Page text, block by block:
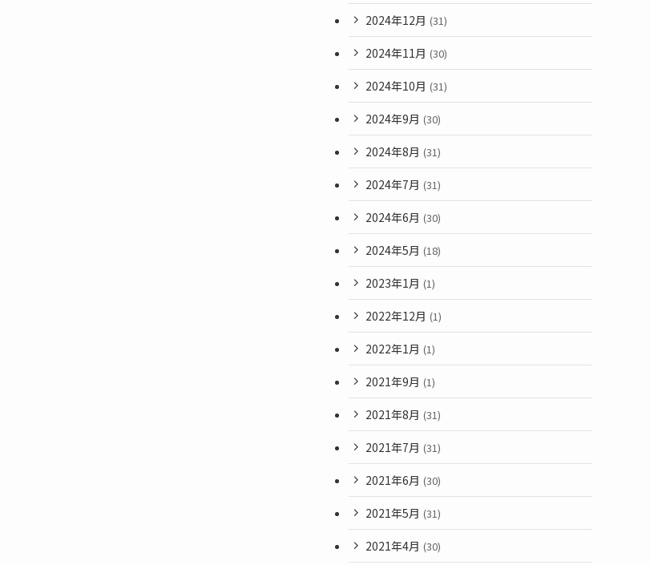
2024年12月 (31)
2024年11月 (30)
2024年10月 (31)
2024年9月 (30)
2024年8月 (31)
2024年7月 (31)
2024年6月 (30)
2024年5月 (18)
2023年1月 (1)
2022年12月 (1)
2022年1月 (1)
2021年9月 (1)
2021年8月 (31)
2021年7月 (31)
2021年6月 (30)
2021年5月 (31)
2021年4月 (30)